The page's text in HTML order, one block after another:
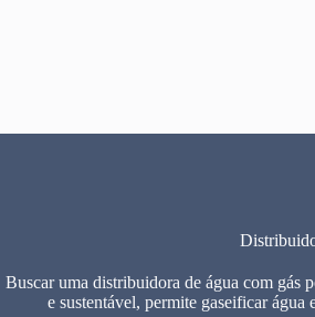
Buscar uma distribuidora de água com gás
e sustentável, permite gaseificar